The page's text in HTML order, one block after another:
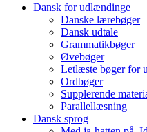
Dansk for udlændinge
Danske lærebøger
Dansk udtale
Grammatikbøger
Øvebøger
Letlæste bøger for
Ordbøger
Supplerende
Parallellæsning
Dansk sprog